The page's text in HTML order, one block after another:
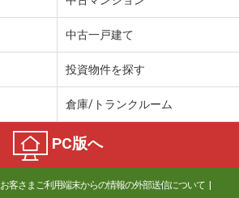
中古一戸建て
投資物件を探す
倉庫/トランクルーム
PC版へ
お客さまご利用端末からの情報の外部送信について